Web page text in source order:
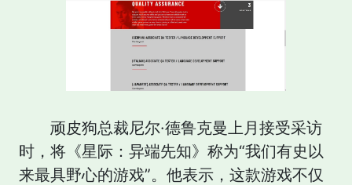
顽皮狗总裁尼尔·德鲁克曼上月接受采访
时，将《星际：异端先知》称为“我们有史以
来最具野心的游戏”。他表示，这款游戏不仅